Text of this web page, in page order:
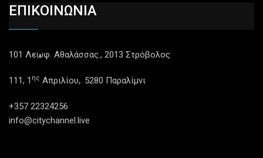
ΕΠΙΚΟΙΝΩΝΙΑ
101 Λεωφ. Αθαλάσσας., 2013 Στρόβολος
111, 1 ης Απριλίου,. 5280 Παραλίμνι
+357 22324256
info@citychannel.live